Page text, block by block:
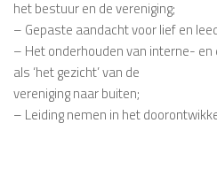
het bestuur en de vereniging;
– Gepaste aandacht voor lief en
– Het onderhouden van interne-
als ‘het gezicht’ van de
vereniging naar buiten;
– Leiding nemen in het